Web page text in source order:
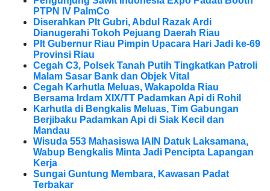
PTPN IV PalmCo
Diserahkan Plt Gubri, Abdul Razak Ardi
Dianugerahi Tokoh Pejuang Daerah Riau
Plt Gubernur Riau Pimpin Upacara Hari Jadi ke-69
Provinsi Riau
Cegah C3, Polsek Tanah Putih Tingkatkan Patroli
Malam Sasar Bank dan Objek Vital
Cegah Karhutla Meluas, Wakapolda Riau
Bersama Irdam XIX/TT Padamkan Api di Rohil
Karhutla di Bengkalis Meluas, Tim Gabungan
Berjibaku Padamkan Api di Siak Kecil dan
Mandau
Wisuda 553 Mahasiswa IAIN Datuk Laksamana,
Wabup Bengkalis Minta Jadi Pencipta Lapangan
Kerja
Sungai Guntung Membara, Kawasan Padat
Terbakar